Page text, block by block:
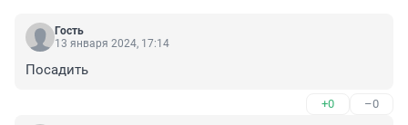
Гость
13 января 2024, 17:14
Посадить
+0 –0